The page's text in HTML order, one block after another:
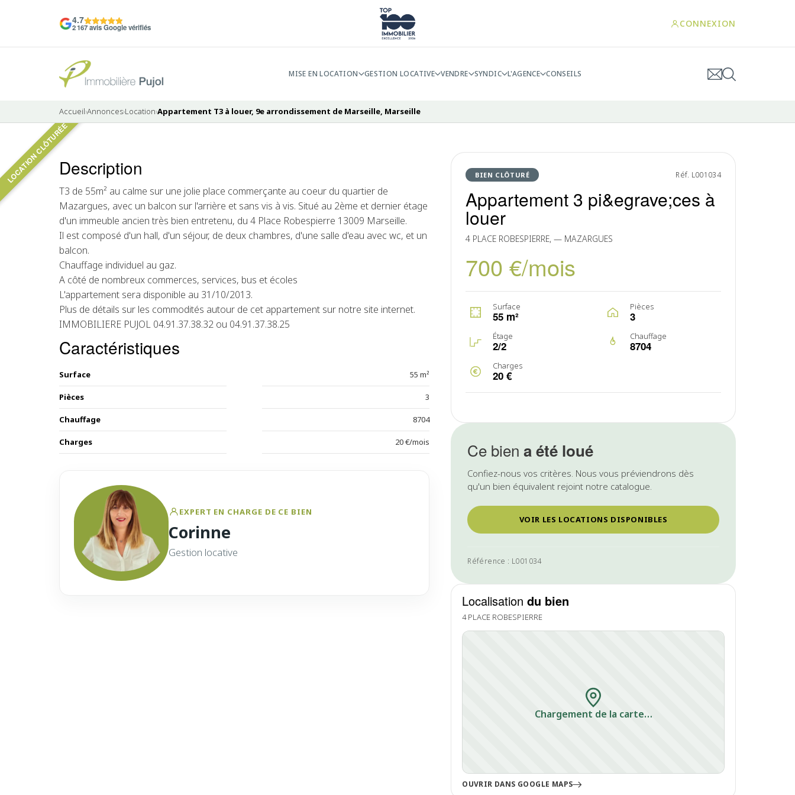
4.7
2 167 avis Google vérifiés CONNEXION
MISE EN LOCATION GESTION LOCATIVE VENDRE SYNDIC L'AGENCE CONSEILS
Accueil›Annonces›Location›Appartement T3 à louer, 9e arrondissement de Marseille, Marseille
LOCATION CLÔTURÉE BIEN CLÔTURÉ Réf. L001034
Appartement 3 pi&egrave;ces à
louer
4 PLACE ROBESPIERRE, — MAZARGUES
700 €/mois
Surface
55 m²
Pièces
3
Étage
2/2
Chauffage
8704
Charges
20 €
Ce biena été loué
Confiez-nous vos critères. Nous vous préviendrons dès
qu'un bien équivalent rejoint notre catalogue.
VOIR LES LOCATIONS DISPONIBLES
Référence : L001034
Localisationdu bien
4 PLACE ROBESPIERRE
Chargement de la carte…
OUVRIR DANS GOOGLE MAPS
LOUÉ
Description
T3 de 55m² au calme sur une jolie place commerçante au coeur du quartier de
Mazargues, avec un balcon sur l'arrière et sans vis à vis. Situé au 2ème et dernier étage
d'un immeuble ancien très bien entretenu, du 4 Place Robespierre 13009 Marseille.
Il est composé d'un hall, d'un séjour, de deux chambres, d'une salle d'eau avec wc, et un
balcon.
Chauffage individuel au gaz.
A côté de nombreux commerces, services, bus et écoles
L'appartement sera disponible au 31/10/2013.
Plus de détails sur les commodités autour de cet appartement sur notre site internet.
IMMOBILIERE PUJOL 04.91.37.38.32 ou 04.91.37.38.25
Caractéristiques
Surface 55 m²
Pièces 3
Chauffage 8704
Charges 20 €/mois
EXPERT EN CHARGE DE CE BIEN
Corinne
Gestion locative